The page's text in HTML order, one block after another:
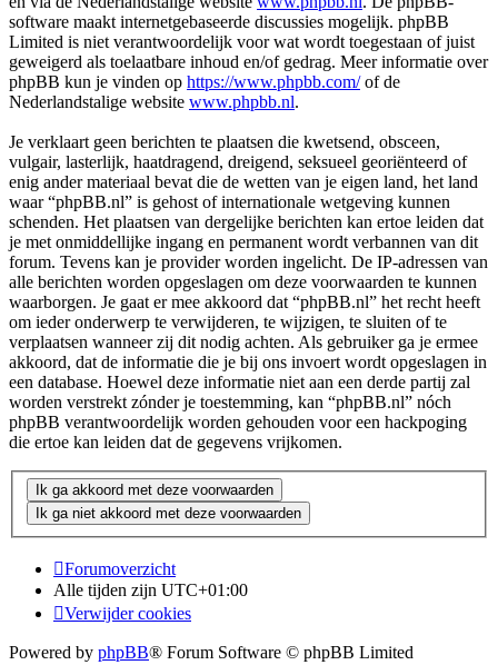
software maakt internetgebaseerde discussies mogelijk. phpBB
Limited is niet verantwoordelijk voor wat wordt toegestaan of juist
geweigerd als toelaatbare inhoud en/of gedrag. Meer informatie over
phpBB kun je vinden op https://www.phpbb.com/of de
Nederlandstalige website www.phpbb.nl.
Je verklaart geen berichten te plaatsen die kwetsend, obsceen,
vulgair, lasterlijk, haatdragend, dreigend, seksueel georiënteerd of
enig ander materiaal bevat die de wetten van je eigen land, het land
waar “phpBB.nl” is gehost of internationale wetgeving kunnen
schenden. Het plaatsen van dergelijke berichten kan ertoe leiden dat
je met onmiddellijke ingang en permanent wordt verbannen van dit
forum. Tevens kan je provider worden ingelicht. De IP-adressen van
alle berichten worden opgeslagen om deze voorwaarden te kunnen
waarborgen. Je gaat er mee akkoord dat “phpBB.nl” het recht heeft
om ieder onderwerp te verwijderen, te wijzigen, te sluiten of te
verplaatsen wanneer zij dit nodig achten. Als gebruiker ga je ermee
akkoord, dat de informatie die je bij ons invoert wordt opgeslagen in
een database. Hoewel deze informatie niet aan een derde partij zal
worden verstrekt zónder je toestemming, kan “phpBB.nl” nóch
phpBB verantwoordelijk worden gehouden voor een hackpoging
die ertoe kan leiden dat de gegevens vrijkomen.
Forumoverzicht
Alle tijden zijn UTC+01:00
Verwijder cookies
Powered by phpBB® Forum Software © phpBB Limited